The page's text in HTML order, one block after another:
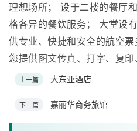
理想场所； 设于二楼的餐厅
格各异的餐饮服务； 大堂设
供专业、快捷和安全的航空
您提供图文传真、打字、复印
上一篇 大东亚酒店
下一篇 嘉丽华商务旅馆